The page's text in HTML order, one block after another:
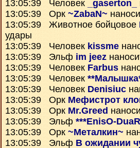
13:05:39 Человек
_gaserton_
13:05:39 Орк ~ZabaN~
13:05:39 Животное бойцовое
удары
13:05:39 Человек kissme
13:05:39 Эльф im jeez
13:05:39 Человек Farbus
13:05:39 Человек
13:05:39 Человек Denisiuc
13:05:39 Орк Мефистрот
13:05:39 Орк Mr.Greed
13:05:39 Эльф ***EnisO-
13:05:39 Орк ~Металкин~
13:05:39 Эльф В ожидании